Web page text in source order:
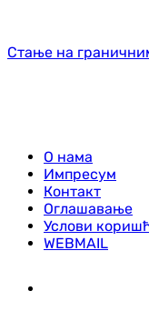
Стање на
О нама
Импресум
Контакт
Оглашавање
Услови
WEBMAIL